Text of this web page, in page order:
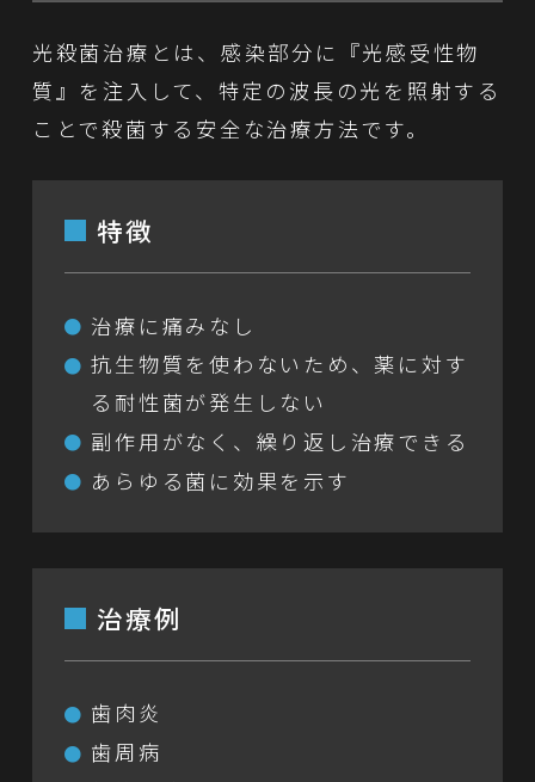
光殺菌治療とは、感染部分に『光感受性物
質』を注入して、特定の波長の光を照射する
ことで殺菌する安全な治療方法です。
特徴
治療に痛みなし
抗生物質を使わないため、薬に対す
る耐性菌が発生しない
副作用がなく、繰り返し治療できる
あらゆる菌に効果を示す
治療例
歯肉炎
歯周病